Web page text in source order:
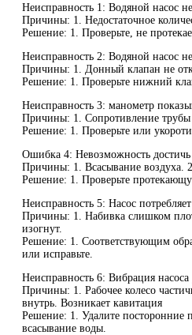
Неисправность 1: Водяной насос
Причины: 1. Недостаточное
Решение: 1. Проверьте, не
Неисправность 2: Водяной насос
Причины: 1. Донный клапан не
Решение: 1. Проверьте нижний
Неисправность 3: манометр
Причины: 1. Сопротивление трубы
Решение: 1. Проверьте или
Ошибка 4: Невозможность достичь
Причины: 1. Всасывание воздуха.
Решение: 1. Проверьте
Неисправность 5: Насос
Причины: 1. Набивка слишком
изогнут.
Решение: 1. Соответствующим
или исправьте.
Неисправность 6: Вибрация насоса
Причины: 1. Рабочее колесо
внутрь. Возникает кавитация
Решение: 1. Удалите посторонние
всасывание воды.